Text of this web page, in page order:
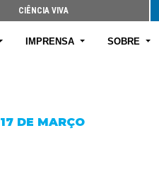
CIÊNCIA VIVA
IMPRENSA SOBRE
DE MARÇO